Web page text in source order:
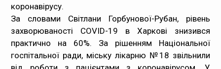
коронавірусу.
За словами Світлани Горбунової-Рубан, рівень
захворюваності COVID-19 в Харкові знизився
практично на 60%. За рішенням Національної
госпітальної ради, міську лікарню №18 звільнили